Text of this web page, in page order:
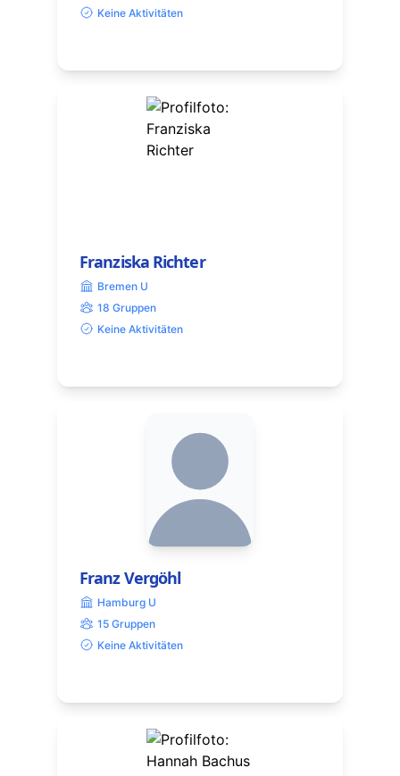
Keine Aktivitäten
Franziska Richter
Bremen U
18 Gruppen
Keine Aktivitäten
Franz Vergöhl
Hamburg U
15 Gruppen
Keine Aktivitäten